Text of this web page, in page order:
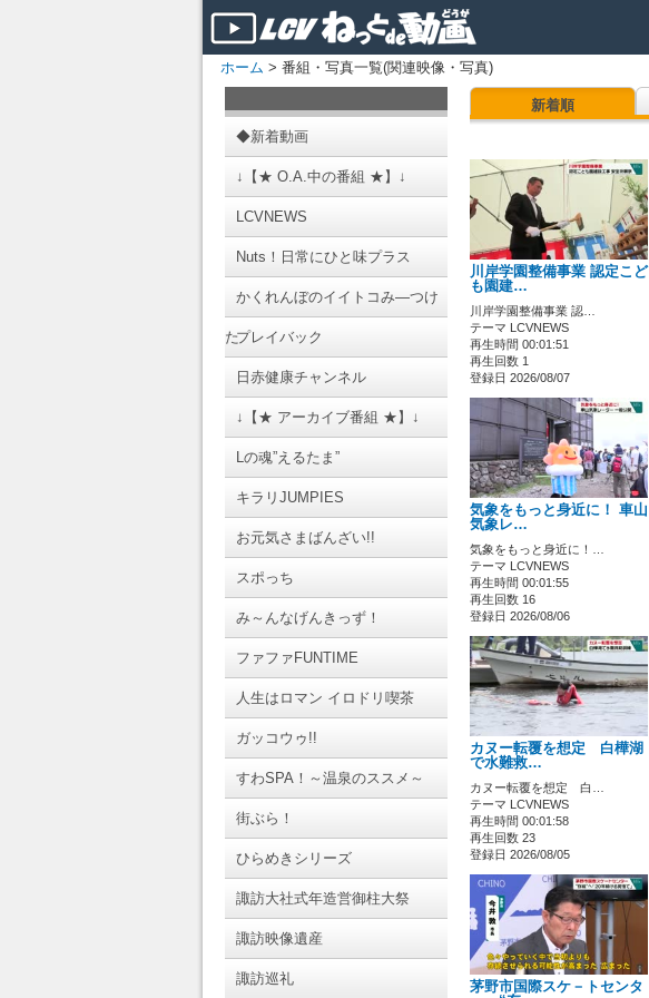
ホーム > 番組・写真一覧(関連映像・写真)
◆新着動画
↓【★ O.A.中の番組 ★】↓
LCVNEWS
Nuts！日常にひと味プラス
かくれんぼのイイトコみ―つけ
たプレイバック
日赤健康チャンネル
↓【★ アーカイブ番組 ★】↓
Lの魂”えるたま”
キラリJUMPIES
お元気さまばんざい!!
スポっち
み～んなげんきっず！
ファファFUNTIME
人生はロマン イロドリ喫茶
ガッコウゥ!!
すわSPA！～温泉のススメ～
街ぶら！
ひらめきシリーズ
諏訪大社式年造営御柱大祭
諏訪映像遺産
諏訪巡礼
新着順
川岸学園整備事業 認定こど
も園建…
川岸学園整備事業 認…
テーマ LCVNEWS
再生時間 00:01:51
再生回数 1
登録日 2026/08/07
気象をもっと身近に！ 車山
気象レ…
気象をもっと身近に！…
テーマ LCVNEWS
再生時間 00:01:55
再生回数 16
登録日 2026/08/06
カヌー転覆を想定 白樺湖
で水難救…
カヌー転覆を想定 白…
テーマ LCVNEWS
再生時間 00:01:58
再生回数 23
登録日 2026/08/05
茅野市国際スケ－トセンタ